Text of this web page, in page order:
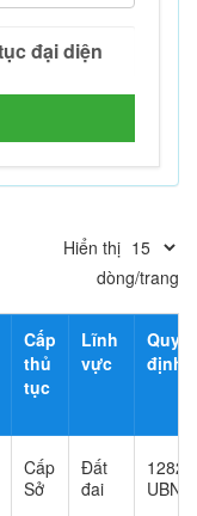
Hiển thị
dòng/trang
Cấp
thủ
tục
Lĩnh
vực
Quyết
định
Cấp
Sở
Đất
đai
1282/
UBND